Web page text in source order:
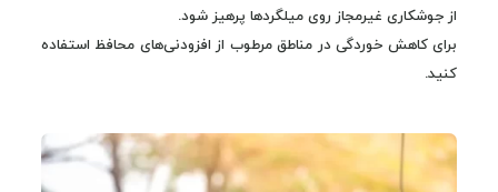
از جوشکاری غیرمجاز روی میلگردها پرهیز شود.
برای کاهش خوردگی در مناطق مرطوب از افزودنی‌های محافظ استفاده
کنید.